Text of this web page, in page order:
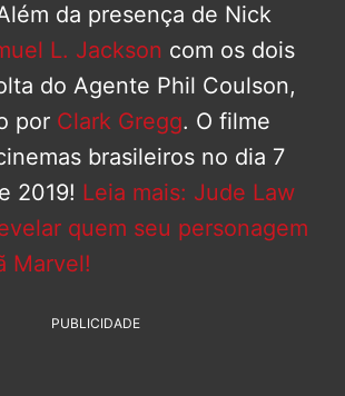
da presença de Nick
L. Jackson com os dois
do Agente Phil Coulson,
por Clark Gregg. O filme
brasileiros no dia 7
2019! Leia mais: Jude Law
quem seu personagem
Marvel!
PUBLICIDADE